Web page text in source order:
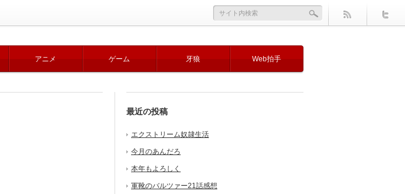
アニメ ゲーム 牙狼 Web拍手
最近の投稿
エクストリーム奴隷生活
今月のあんだろ
本年もよろしく
軍靴のバルツァー21話感想